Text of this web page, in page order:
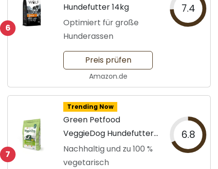
6
Hundefutter 14kg
Optimiert für große
Hunderassen
7.4
Preis prüfen
Amazon.de
7
Trending Now
Green Petfood
VeggieDog Hundefutter
10kg
Nachhaltig und zu 100 %
vegetarisch
6.8